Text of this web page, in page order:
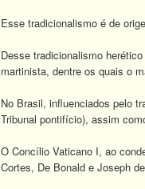
Esse tradicionalismo é de
Desse tradicionalismo
martinista, dentre os quais o
No Brasil, influenciados pelo
Tribunal pontifício), assim
O Concílio Vaticano I, ao
Cortes, De Bonald e Joseph